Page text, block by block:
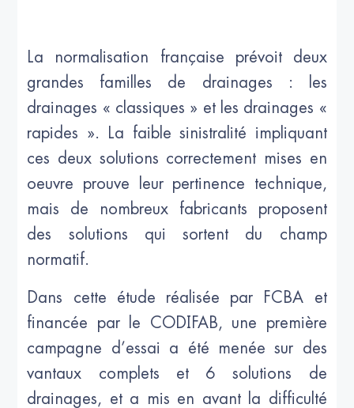
La normalisation française prévoit deux
grandes familles de drainages : les
drainages « classiques » et les drainages «
rapides ». La faible sinistralité impliquant
ces deux solutions correctement mises en
oeuvre prouve leur pertinence technique,
mais de nombreux fabricants proposent
des solutions qui sortent du champ
normatif.
Dans cette étude réalisée par FCBA et
financée par le CODIFAB, une première
campagne d’essai a été menée sur des
vantaux complets et 6 solutions de
drainages, et a mis en avant la difficulté